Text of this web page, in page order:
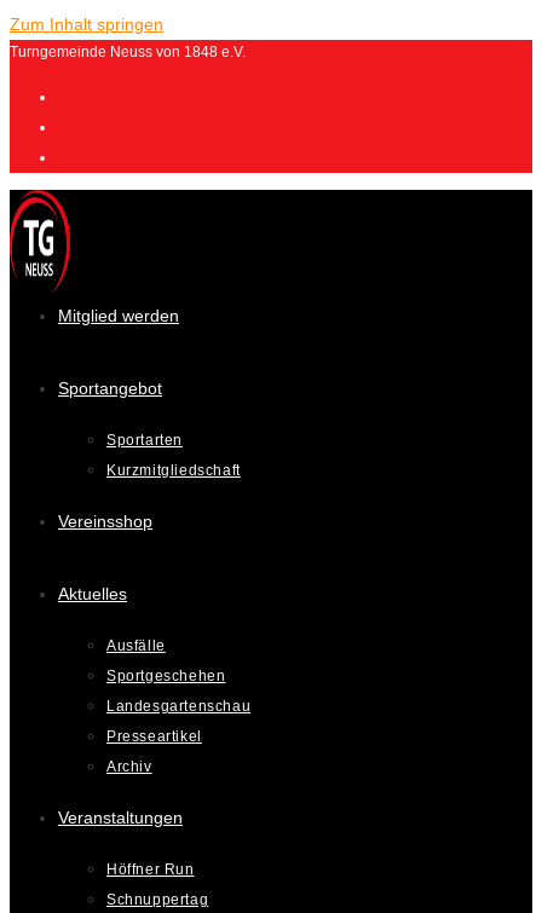
Zum Inhalt springen
Turngemeinde Neuss von 1848 e.V.
Mitglied werden
Sportangebot
Sportarten
Kurzmitgliedschaft
Vereinsshop
Aktuelles
Ausfälle
Sportgeschehen
Landesgartenschau
Presseartikel
Archiv
Veranstaltungen
Höffner Run
Schnuppertag